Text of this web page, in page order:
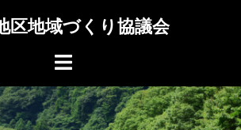
区地域づくり協議会